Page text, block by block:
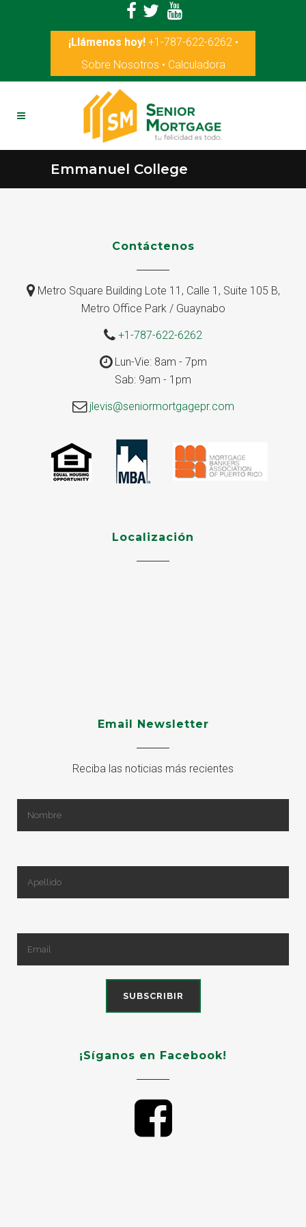
¡Llámenos hoy! +1-787-622-6262•
Sobre Nosotros • Calculadora
Emmanuel College
Contáctenos
Metro Square Building Lote 11, Calle 1, Suite 105 B,
Metro Office Park / Guaynabo
+1-787-622-6262
Lun-Vie: 8am - 7pm
Sab: 9am - 1pm
jlevis@seniormortgagepr.com
Localización
Email Newsletter
Reciba las noticias más recientes
¡Síganos en Facebook!